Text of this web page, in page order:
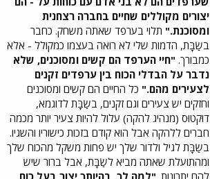
יצורים מקוללים שחיים בחברה רצחנית
ומסוכנת." תלוי בערפד שאתה משחק. כחבר
בשַׂבָּת, הדמות שלי לא רואה בעצמו כמקולל - אלא
כמבורך. "חיי הערפד הם קשים ומסוכנים, שלא
נדבר על הבדלי הכוח בין ערפדים זקנים
לצעירים מהם." כל החיים הם קשים ומסוכנים
וחזקים יש צעירים וגם זקנים, בשַׂבָּת לדוגמא,
דוּקטוּס (מנהיג להקה) עלול להיות צעיר יותר מכמה
חברים ללהקה אבל הוא קודם בזכות כישוריו והשגיו.
בשַׂבָּת לגיל ולדור שלך יש פחות משקל מהכוח שלך
ומהתועלת שאתה מביא לשַׂבָּת, אבל ברור שיש
להם יתרונות. "למה לך, בהיותך יצור בעל כוח